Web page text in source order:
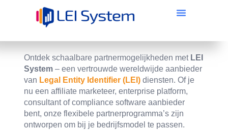
Ontdek schaalbare partnermogelijkheden met LEI
System – een vertrouwde wereldwijde aanbieder
van Legal Entity Identifier (LEI) diensten. Of je
nu een affiliate marketeer, enterprise platform,
consultant of compliance software aanbieder
bent, onze flexibele partnerprogramma’s zijn
ontworpen om bij je bedrijfsmodel te passen.